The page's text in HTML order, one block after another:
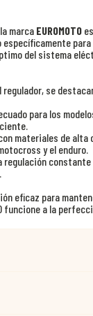
marca EUROMOTO
para
del sistema
se
para los modelos
materiales de
y el enduro.
regulación
eficaz para
funcione a la